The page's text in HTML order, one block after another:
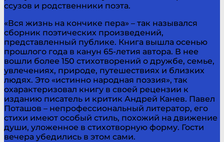
сcузов и родственники поэта.
«Вся жизнь на кончике пера» – так назывался
сборник поэтических произведений,
представленный публике. Книга вышла осенью
прошлого года в канун 65-летия автора. В нее
вошли более 150 стихотворений о дружбе, семье,
увлечениях, природе, путешествиях и близких
людях. Это «истинно народная поэзия», так
охарактеризовал книгу в своей рецензии к
изданию писатель и критик Андрей Канев. Павел
Поташов – непрофессиональный литератор, его
стихи имеют особый стиль, похожий на движение
души, уложенное в стихотворную форму. Гости
вечера убедились в этом сами.